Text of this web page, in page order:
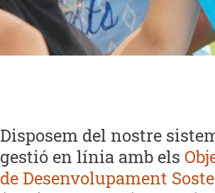
Disposem del nostre
gestió en línia amb els
de Desenvolupament